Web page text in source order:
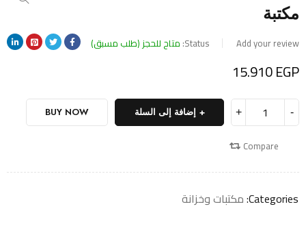
مكتبة
Add your review
Status: متاح للحجز (طلب مسبق)
15.910EGP
إضافة إلى السلة BUY NOW
Compare
Categories: مكتبات وخزانة